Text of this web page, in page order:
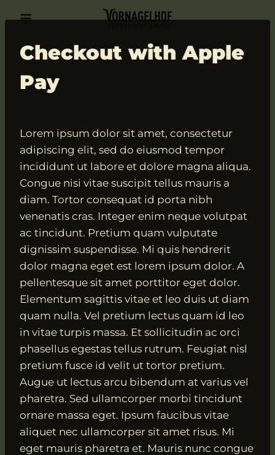
Inhalt
ECOMMERCE
|
PAYMENTS
Checkout with Apple
Pay
Lorem ipsum dolor sit amet, consectetur
adipiscing elit, sed do eiusmod tempor
incididunt ut labore et dolore magna aliqua.
Congue nisi vitae suscipit tellus mauris a
diam. Tortor consequat id porta nibh
venenatis cras. Integer enim neque volutpat
ac tincidunt. Pretium quam vulputate
dignissim suspendisse. Mi quis hendrerit
dolor magna eget est lorem ipsum dolor. A
pellentesque sit amet porttitor eget dolor.
Elementum sagittis vitae et leo duis ut diam
quam nulla. Vel pretium lectus quam id leo
in vitae turpis massa. Et sollicitudin ac orci
phasellus egestas tellus rutrum. Feugiat nisl
pretium fusce id velit ut tortor pretium.
Augue ut lectus arcu bibendum at varius vel
pharetra. Sed ullamcorper morbi tincidunt
ornare massa eget. Ipsum faucibus vitae
aliquet nec ullamcorper sit amet risus. Mi
eget mauris pharetra et. Mauris nunc congue